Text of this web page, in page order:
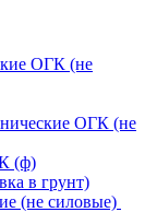
ОГК (не
ОГК (не
(ф)
в грунт)
(не силовые)